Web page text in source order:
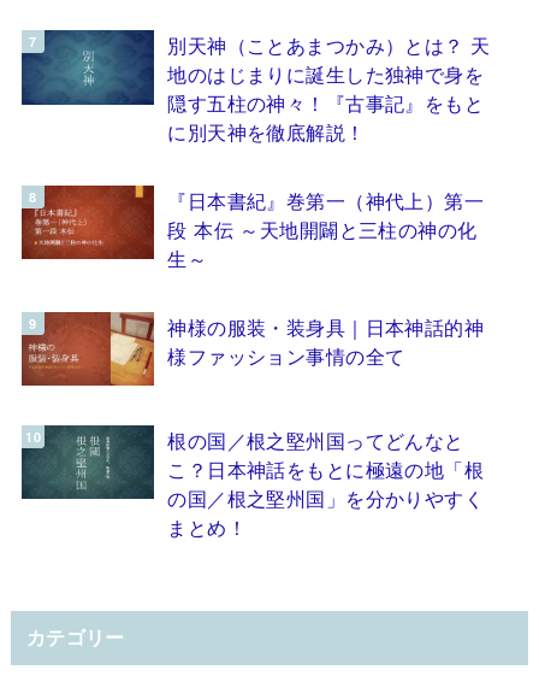
別天神（ことあまつかみ）とは？ 天
地のはじまりに誕生した独神で身を
隠す五柱の神々！『古事記』をもと
に別天神を徹底解説！
『日本書紀』巻第一（神代上）第一
段 本伝 ～天地開闢と三柱の神の化
生～
神様の服装・装身具｜日本神話的神
様ファッション事情の全て
根の国／根之堅州国ってどんなと
こ？日本神話をもとに極遠の地「根
の国／根之堅州国」を分かりやすく
まとめ！
カテゴリー